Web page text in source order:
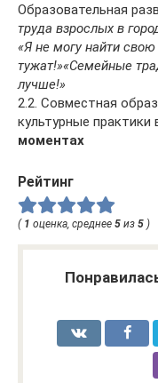
Образовательная
труда взрослых в
«Я не могу найти свою
тужат!»«Семейные
лучше!»
2.2. Совместная
культурные практики
моментах
Рейтинг
( 1 оценка, среднее 5 из 5 )